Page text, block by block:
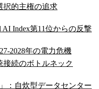
択的主権の追求
AI Index第11位からの反撃
2028年の電力危機
続のボトルネック
」：自炊型データセンター